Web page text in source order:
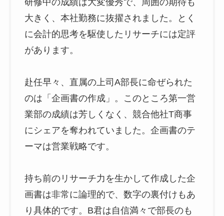
大きく、本社勤務に抜擢されました。とく
に会計的思考を駆使したリサーチには定評
があります。
赴任早々、直属の上司A部長に命ぜられた
のは「企画書の作成」。このところ第一営
業部の成績は芳しくなく、競合他社T商事
にシェアを奪われていました。企画書のテ
ーマは営業戦略です。
持ち前のリサーチ力を生かして作成した企
画書は非常に論理的で、数字の裏付けもあ
り具体的です。B君は自信満々で部長のも